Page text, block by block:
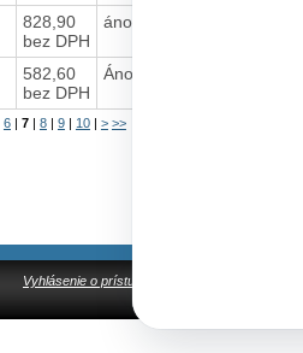
828,90
bez DPH
áno
582,60
bez DPH
Áno
6| 7| 8| 9| 10| > >>
Vyhlásenie o prístupnosti